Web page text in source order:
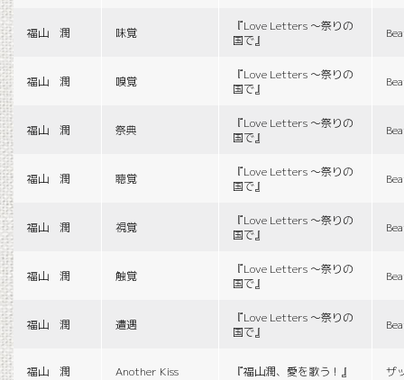
福山 潤 味覚
『Love Letters 〜祭りの
国で』
福山 潤 嗅覚
『Love Letters 〜祭りの
国で』
福山 潤 祭典
『Love Letters 〜祭りの
国で』
福山 潤 聴覚
『Love Letters 〜祭りの
国で』
福山 潤 視覚
『Love Letters 〜祭りの
国で』
福山 潤 触覚
『Love Letters 〜祭りの
国で』
福山 潤 遭遇
『Love Letters 〜祭りの
国で』
福山 潤 Another Kiss 『福山潤、愛を歌う！』 ザ